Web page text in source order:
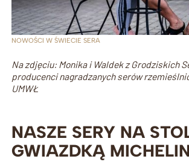
NOWOŚCI W ŚWIECIE SERA
Na zdjęciu: Monika i Waldek z Grodziskich
producenci nagradzanych serów
UMWŁ
NASZE SERY NA
GWIAZDKĄ